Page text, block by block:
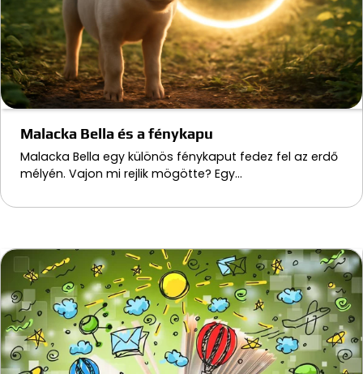
Malacka Bella és a fénykapu
Malacka Bella egy különös fénykaput fedez fel az erdő
mélyén. Vajon mi rejlik mögötte? Egy…